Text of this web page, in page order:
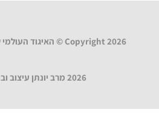
Copyright 2026 © האיגוד העולמי של יוצאי ווהלין בישראל
2026 מרב יונתן עיצוב ובניית אתרים